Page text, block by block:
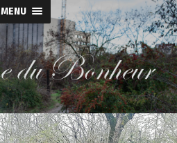
MENU
La
Ferme
du
Bonheur